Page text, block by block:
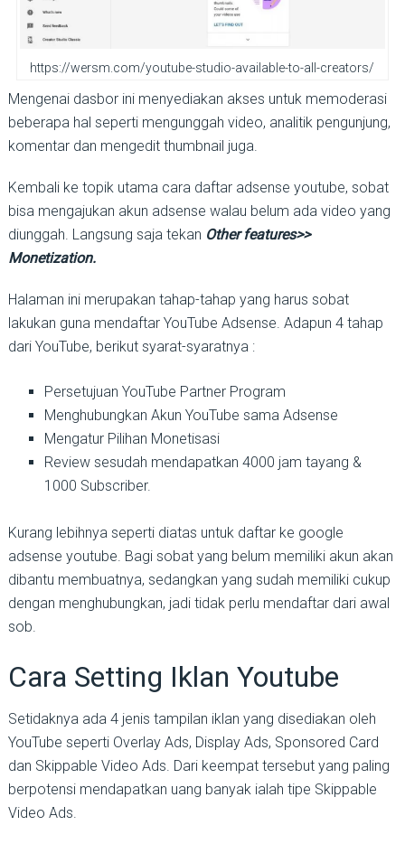
https://wersm.com/youtube-studio-available-to-all-creators/
Mengenai dasbor ini menyediakan akses untuk memoderasi
beberapa hal seperti mengunggah video, analitik pengunjung,
komentar dan mengedit thumbnail juga.
Kembali ke topik utama cara daftar adsense youtube, sobat
bisa mengajukan akun adsense walau belum ada video yang
diunggah. Langsung saja tekan Other features>>
Monetization.
Halaman ini merupakan tahap-tahap yang harus sobat
lakukan guna mendaftar YouTube Adsense. Adapun 4 tahap
dari YouTube, berikut syarat-syaratnya :
Persetujuan YouTube Partner Program
Menghubungkan Akun YouTube sama Adsense
Mengatur Pilihan Monetisasi
Review sesudah mendapatkan 4000 jam tayang &
1000 Subscriber.
Kurang lebihnya seperti diatas untuk daftar ke google
adsense youtube. Bagi sobat yang belum memiliki akun akan
dibantu membuatnya, sedangkan yang sudah memiliki cukup
dengan menghubungkan, jadi tidak perlu mendaftar dari awal
sob.
Cara Setting Iklan Youtube
Setidaknya ada 4 jenis tampilan iklan yang disediakan oleh
YouTube seperti Overlay Ads, Display Ads, Sponsored Card
dan Skippable Video Ads. Dari keempat tersebut yang paling
berpotensi mendapatkan uang banyak ialah tipe Skippable
Video Ads.